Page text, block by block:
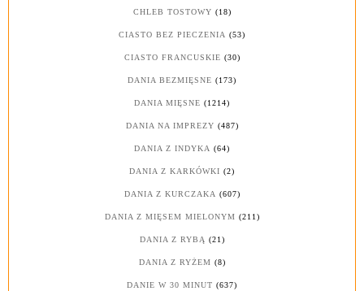
CHLEB TOSTOWY (18)
CIASTO BEZ PIECZENIA (53)
CIASTO FRANCUSKIE (30)
DANIA BEZMIĘSNE (173)
DANIA MIĘSNE (1214)
DANIA NA IMPREZY (487)
DANIA Z INDYKA (64)
DANIA Z KARKÓWKI (2)
DANIA Z KURCZAKA (607)
DANIA Z MIĘSEM MIELONYM (211)
DANIA Z RYBĄ (21)
DANIA Z RYŻEM (8)
DANIE W 30 MINUT (637)